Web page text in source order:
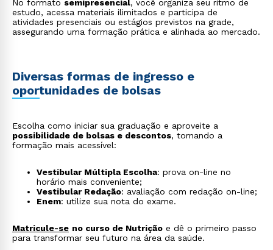
No formato semipresencial, você organiza seu ritmo de
estudo, acessa materiais ilimitados e participa de
atividades presenciais ou estágios previstos na grade,
assegurando uma formação prática e alinhada ao mercado.
Diversas formas de ingresso e
oportunidades de bolsas
Escolha como iniciar sua graduação e aproveite a
possibilidade de bolsas e descontos, tornando a
formação mais acessível:
Vestibular Múltipla Escolha: prova on-line no
horário mais conveniente;
Vestibular Redação: avaliação com redação on-line;
Enem: utilize sua nota do exame.
Matricule-se no curso de Nutrição e dê o primeiro passo
para transformar seu futuro na área da saúde.
Rápido e fácil
autorizo que meus dados sejam utilizados para o
envio de conteúdos da Cruzeiro do Sul.